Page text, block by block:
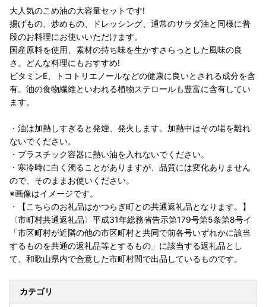
大人気のこめ油の大容量セットです!
揚げもの、炒めもの、ドレッシング、通常のサラダ油と同様に普
段のお料理にお使いいただけます。
国産原料を使用、素材の持ち味を生かすさらっとした風味の良
さ。どんな料理にもおすすめ!
ビタミンE、トコトリエノールなどの健康に良いとされる成分を含
有。油の食物繊維といわれる植物ステロールも豊富に含有してい
ます。
・油は加熱しすぎると発煙、発火します。加熱中はその場を離れ
ないでください。
・プラスチック容器に熱い油を入れないでください。
・寒冷時に白く濁ることがありますが、品質には変化ありません
ので、そのままお使いください。
※画像はイメージです。
・【こちらのお礼品はかつらぎ町との共通返礼品となります。】
〈市町村共通返礼品〉平成31年総務省告示第179号第5条第8号イ
「市区町村が近隣の他の市区町村と共同で前各号いずれかに該当
するものを共通の返礼品等とするもの」に該当する返礼品とし
て、和歌山県内で合意した市町村間で出品しているものです。
カテゴリ